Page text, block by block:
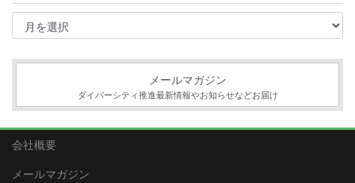
ア
イ
メールマガジン
ダイバーシティ推進最新情報やお知らせなどお届け
会社概要
メールマガジン